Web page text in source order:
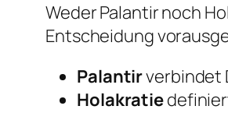
Weder Palantir noch
Entscheidung
Palantirverbindet
Holakratie